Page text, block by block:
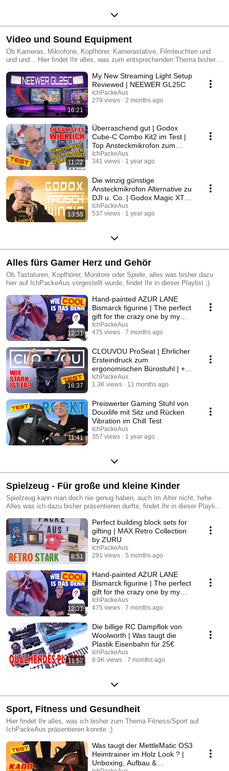
Video und Sound Equipment
Ob Kameras, Mikrofone, Kopfhörer, Kamerastative, Filmleuchten und
und und... Hier findet Ihr alles, was zum entsprechenden Thema bisher
natürlich, die auch gerne einen Kanal auf YouTube betreiben wollen, oder
dieses gar schon tue ;)
16:21
My New Streaming Light Setup
Reviewed | NEEWER GL25C
IchPackeAus
279 views
2 months ago
11:22
Überraschend gut | Godox
Cube-C Combo Kit2 im Test |
Top Ansteckmikrofon zum
kleinen Preis
IchPackeAus
341 views
1 year ago
13:55
Die winzig günstige
Ansteckmikrofon Alternative zu
DJI u. Co. | Godox Magic XT1 |
Test
IchPackeAus
537 views
1 year ago
Alles fürs Gamer Herz und Gehör
Ob Tastaturen, Kopfhörer, Monitore oder Spiele, alles was bisher dazu
hier auf IchPackeAus vorgestellt wurde, findet Ihr in dieser Playlist ;)
12:31
Hand-painted AZUR LANE
Bismarck figurine | The perfect
gift for the crazy one by my
side
IchPackeAus
475 views
7 months ago
16:37
CLOUVOU ProSeat | Ehrlicher
Ersteindruck zum
ergonomischen Bürostuhl | +
Unboxing und Aufbau
IchPackeAus
1.3K views
11 months ago
11:41
Preiswerter Gaming Stuhl von
Douxlife mit Sitz und Rücken
Vibration im Chill Test
IchPackeAus
357 views
1 year ago
Spielzeug - Für große und kleine Kinder
Spielzeug kann man doch nie genug haben, auch im Alter nicht, hehe
Alles was ich dazu bisher präsentieren durfte, findet Ihr in dieser Playlist
8:51
Perfect building block sets for
gifting | MAX Retro Collection
by ZURU
IchPackeAus
291 views
5 months ago
12:31
Hand-painted AZUR LANE
Bismarck figurine | The perfect
gift for the crazy one by my
side
IchPackeAus
475 views
7 months ago
11:57
Die billige RC Dampflok von
Woolworth | Was taugt die
Plastik Eisenbahn für 25€
IchPackeAus
8.9K views
7 months ago
Sport, Fitness und Gesundheit
Hier findet Ihr alles, was ich bisher zum Thema Fitness/Sport auf
IchPackeAus präsentieren konnte ;)
Was taugt der MettleMatic OS3
Heimtrainer im Holz Look ? |
Unboxing, Aufbau &